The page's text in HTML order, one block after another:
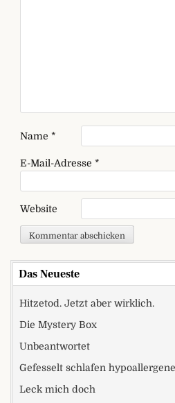
Name *
E-Mail-Adresse *
Website
Das Neueste
Hitzetod. Jetzt aber wirklich.
Die Mystery Box
Unbeantwortet
Gefesselt schlafen
Leck mich doch